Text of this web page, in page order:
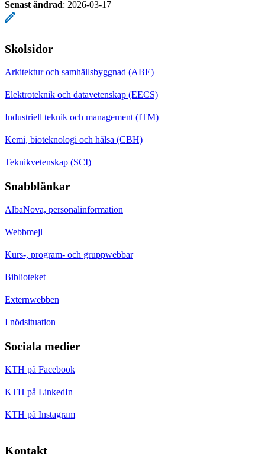
Senast ändrad: 2026-03-17
Skolsidor
Arkitektur och samhällsbyggnad (ABE)
Elektroteknik och datavetenskap (EECS)
Industriell teknik och management (ITM)
Kemi, bioteknologi och hälsa (CBH)
Teknikvetenskap (SCI)
Snabblänkar
AlbaNova, personalinformation
Webbmejl
Kurs-, program- och gruppwebbar
Biblioteket
Externwebben
I nödsituation
Sociala medier
KTH på Facebook
KTH på LinkedIn
KTH på Instagram
Kontakt